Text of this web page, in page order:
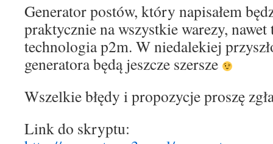
Generator postów, który napisałem
praktycznie na wszystkie warezy,
technologia p2m. W niedalekiej
generatora będą jeszcze szersze
Wszelkie błędy i propozycje proszę
Link do skryptu: